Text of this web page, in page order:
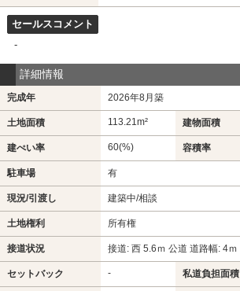
セールスコメント
-
詳細情報
完成年 2026年8月築
土地面積 113.21m² 建物面積
建ぺい率 60(%) 容積率
駐車場 有
現況/引渡し 建築中/相談
土地権利 所有権
接道状況 接道: 西 5.6ｍ 公道 道路幅: 4ｍ
セットバック - 私道負担面積